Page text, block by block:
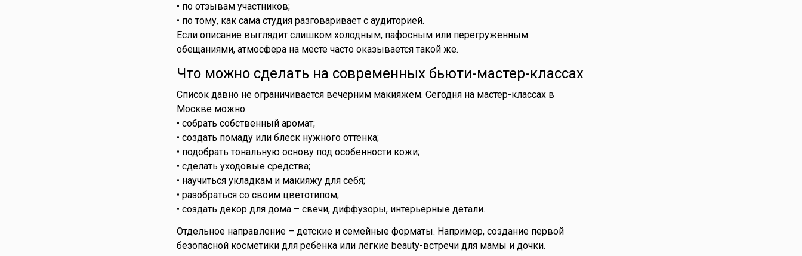
• по отзывам участников;
• по тому, как сама студия разговаривает с аудиторией.
Если описание выглядит слишком холодным, пафосным или перегруженным
обещаниями, атмосфера на месте часто оказывается такой же.
Что можно сделать на современных бьюти-мастер-классах
Список давно не ограничивается вечерним макияжем. Сегодня на мастер-классах в
Москве можно:
• собрать собственный аромат;
• создать помаду или блеск нужного оттенка;
• подобрать тональную основу под особенности кожи;
• сделать уходовые средства;
• научиться укладкам и макияжу для себя;
• разобраться со своим цветотипом;
• создать декор для дома – свечи, диффузоры, интерьерные детали.
Отдельное направление – детские и семейные форматы. Например, создание первой
безопасной косметики для ребёнка или лёгкие beauty-встречи для мамы и дочки.